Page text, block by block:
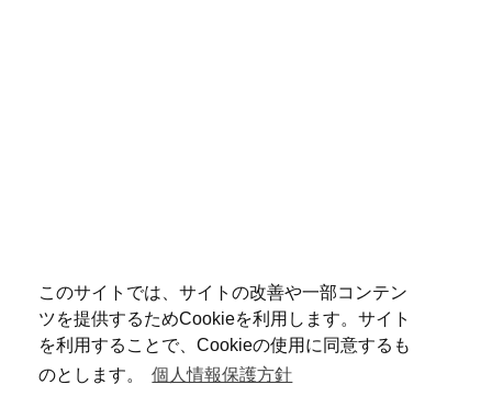
このサイトでは、サイトの改善や一部コンテン
ツを提供するためCookieを利用します。サイト
を利用することで、Cookieの使用に同意するも
のとします。
個人情報保護方針